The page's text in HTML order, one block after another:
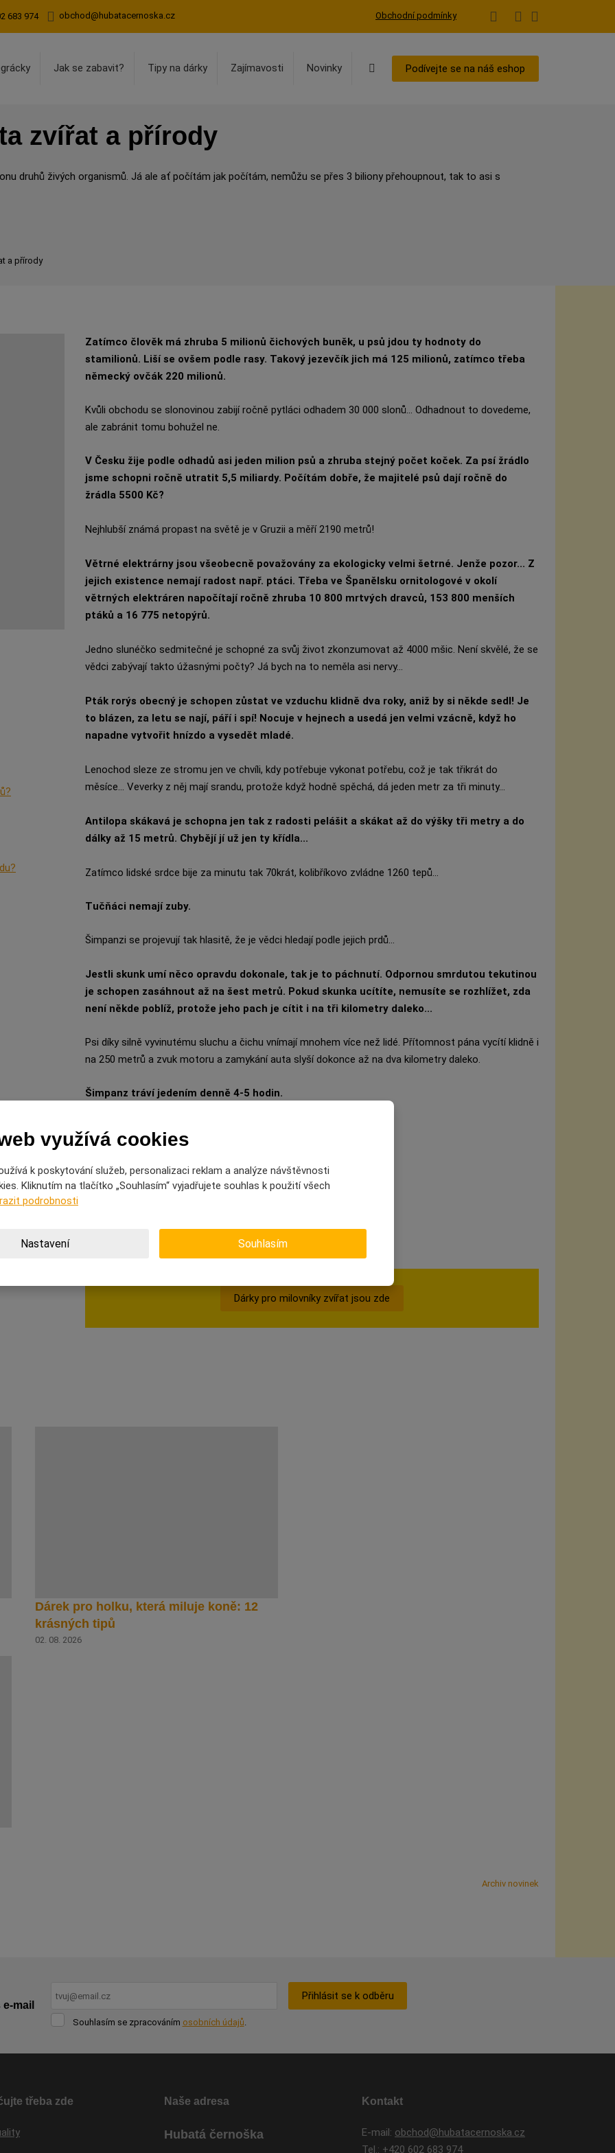
683 974 obchod@hubatacernoska.cz Obchodní podmínky
Jak se zabavit? Tipy na dárky Zajímavosti Novinky VyhledáváníPodívejte se na náš eshop
zvířat a přírody
druhů živých organismů. Já ale ať počítám jak počítám, nemůžu se přes 3 biliony přehoupnout, tak to asi s
a přírody
Zatímco člověk má zhruba 5 milionů čichových buněk, u psů jdou ty hodnoty do
stamilionů. Liší se ovšem podle rasy. Takový jezevčík jich má 125 milionů, zatímco třeba
německý ovčák 220 milionů.
Kvůli obchodu se slonovinou zabijí ročně pytláci odhadem 30 000 slonů... Odhadnout to dovedeme,
ale zabránit tomu bohužel ne.
V Česku žije podle odhadů asi jeden milion psů a zhruba stejný počet koček. Za psí žrádlo
jsme schopni ročně utratit 5,5 miliardy. Počítám dobře, že majitelé psů dají ročně do
žrádla 5500 Kč?
Nejhlubší známá propast na světě je v Gruzii a měří 2190 metrů!
Větrné elektrárny jsou všeobecně považovány za ekologicky velmi šetrné. Jenže pozor... Z
jejich existence nemají radost např. ptáci. Třeba ve Španělsku ornitologové v okolí
větrných elektráren napočítají ročně zhruba 10 800 mrtvých dravců, 153 800 menších
ptáků a 16 775 netopýrů.
Jedno slunéčko sedmitečné je schopné za svůj život zkonzumovat až 4000 mšic. Není skvělé, že se
vědci zabývají takto úžasnými počty? Já bych na to neměla asi nervy...
Pták rorýs obecný je schopen zůstat ve vzduchu klidně dva roky, aniž by si někde sedl! Je
to blázen, za letu se nají, páří i spí! Nocuje v hejnech a usedá jen velmi vzácně, když ho
napadne vytvořit hnízdo a vysedět mladé.
Lenochod sleze ze stromu jen ve chvíli, kdy potřebuje vykonat potřebu, což je tak třikrát do
měsíce... Veverky z něj mají srandu, protože když hodně spěchá, dá jeden metr za tři minuty...
Antilopa skákavá je schopna jen tak z radosti pelášit a skákat až do výšky tři metry a do
dálky až 15 metrů. Chybějí jí už jen ty křídla...
Zatímco lidské srdce bije za minutu tak 70krát, kolibříkovo zvládne 1260 tepů...
Tučňáci nemají zuby.
Šimpanzi se projevují tak hlasitě, že je vědci hledají podle jejich prdů...
Jestli skunk umí něco opravdu dokonale, tak je to páchnutí. Odpornou smrdutou tekutinou
je schopen zasáhnout až na šest metrů. Pokud skunka ucítíte, nemusíte se rozhlížet, zda
není někde poblíž, protože jeho pach je cítit i na tři kilometry daleko...
Psi díky silně vyvinutému sluchu a čichu vnímají mnohem více než lidé. Přítomnost pána vycítí klidně i
na 250 metrů a zvuk motoru a zamykání auta slyší dokonce až na dva kilometry daleko.
Šimpanz tráví jedením denně 4-5 hodin.
Šimpanzi se mohou navzájem poznat podle svých zadků.
Dárky pro milovníky zvířat jsou zde
Dárek pro holku, která miluje koně: 12
krásných tipů
02. 08. 2026
Archiv novinek
mail
Souhlasím
osobních
Souhlasím se zpracováním osobních údajů.
Přihlásit se k odběru
odeslat.
třeba zde Naše adresa
Hubatá černoška
Kontakt
E-mail: obchod@hubatacernoska.cz
Tel.: +420 602 683 974
využívá cookies
k poskytování služeb, personalizaci reklam a analýze návštěvnosti
Kliknutím na tlačítko „Souhlasím“ vyjadřujete souhlas k použití všech
podrobnosti
Nastavení Souhlasím